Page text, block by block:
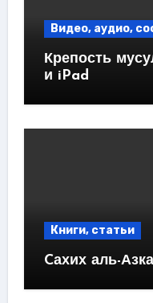
Видео, аудио,
Крепость
и iPad
Книги, статьи
Cахих аль-